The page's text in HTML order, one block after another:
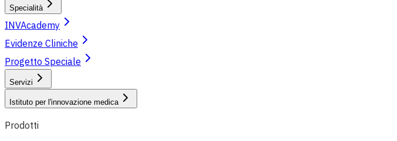
Specialità
INVAcademy
Evidenze Cliniche
Progetto Speciale
Servizi
Istituto per l'innovazione medica
Prodotti